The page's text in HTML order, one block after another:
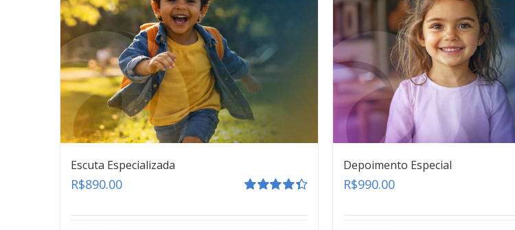
Escuta Especializada
R$890.00
Depoimento Especial
R$990.00
Depoimento Especial
teste
Click here